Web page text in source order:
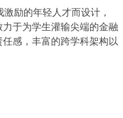
励的年轻人才而设计，
于为学生灌输尖端的金融
感，丰富的跨学科架构以